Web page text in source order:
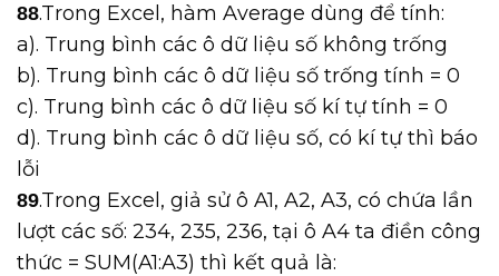
88.Trong Excel, hàm Average dùng để tính:
a). Trung bình các ô dữ liệu số không trống
b). Trung bình các ô dữ liệu số trống tính = 0
c). Trung bình các ô dữ liệu số kí tự tính = 0
d). Trung bình các ô dữ liệu số, có kí tự thì báo
lỗi
89.Trong Excel, giả sử ô A1, A2, A3, có chứa lần
lượt các số: 234, 235, 236, tại ô A4 ta điền công
thức = SUM(A1:A3) thì kết quả là: